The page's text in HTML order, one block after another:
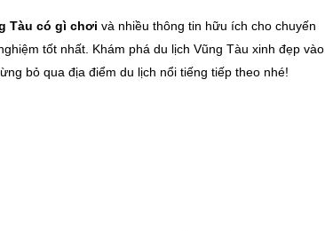
Tàu có gì chơi và nhiều thông tin hữu ích cho chuyến
tốt nhất. Khám phá du lịch Vũng Tàu xinh đẹp vào
bỏ qua địa điểm du lịch nổi tiếng tiếp theo nhé!